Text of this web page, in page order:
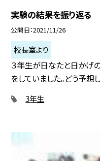
実験の結果を振り返る
公開日 2021/11/26
校長室より
３年生が日なたと日かげ
をしていました。どう予想
3年生